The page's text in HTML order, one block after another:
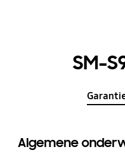
SM-
Algemene